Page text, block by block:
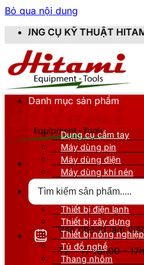
Bỏ qua nội dung
HITAMI - CUNG CẤP
Văn phòng làm
T2 - T7 (8h00 -
Danh mục sản phẩm
Dụng cụ cầm tay
Máy dùng pin
Máy dùng điện
Máy dùng khí nén
Thiết bị nâng đỡ
Thiết bị điện lạnh
Thiết bị xây dựng
Thiết bị nông nghiệp
Tủ đồ nghề
Thang nhôm